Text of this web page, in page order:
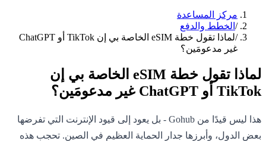
مركز المساعدة
/ الخطط والدفع
/
لماذا تقول خطة eSIM الخاصة بي إن TikTok أو ChatGPT
غير مدعومَين؟
لماذا تقول خطة eSIM الخاصة بي إن
TikTok أو ChatGPT غير مدعومَين؟
هذا ليس قيدًا من Gohub - بل يعود إلى قيود الإنترنت التي تفرضها
بعض الدول، وأبرزها جدار الحماية العظيم في الصين. تحجب هذه